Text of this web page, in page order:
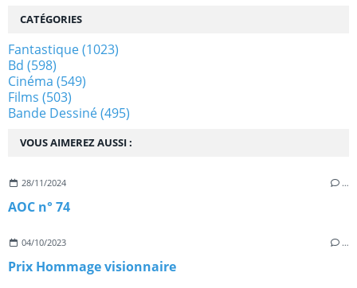
VOUS AIMEREZ AUSSI :
28/11/2024 …
AOC n° 74
04/10/2023 …
Prix Hommage visionnaire
CATÉGORIES
Fantastique(1023)
Bd (598)
Cinéma (549)
Films (503)
Bande Dessiné(495)